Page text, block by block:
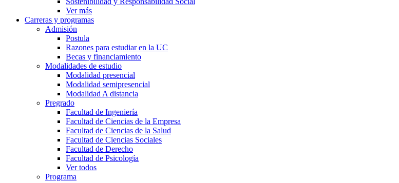
Ver más
Carreras y programas
Admisión
Postula
Razones para estudiar en la UC
Becas y financiamiento
Modalidades de estudio
Modalidad presencial
Modalidad semipresencial
Modalidad A distancia
Pregrado
Facultad de Ingeniería
Facultad de Ciencias de la Empresa
Facultad de Ciencias de la Salud
Facultad de Ciencias Sociales
Facultad de Derecho
Facultad de Psicología
Ver todos
Programa